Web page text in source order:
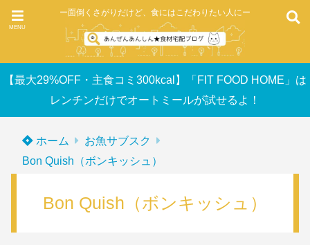
MENU
ー面倒くさがりだけど、食にはこだわりたい人にー
【最大29%OFF・主食コミ300kcal】「FIT FOOD HOME」は
レンチンだけでオートミールが試せるよ！
ホーム
お魚サブスク
Bon Quish（ボンキッシュ）
Bon Quish（ボンキッシュ）